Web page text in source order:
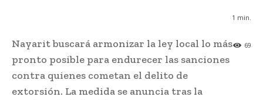
1 min.
69
Nayarit buscará armonizar la ley local lo más
pronto posible para endurecer las sanciones
contra quienes cometan el delito de
extorsión. La medida se anuncia tras la